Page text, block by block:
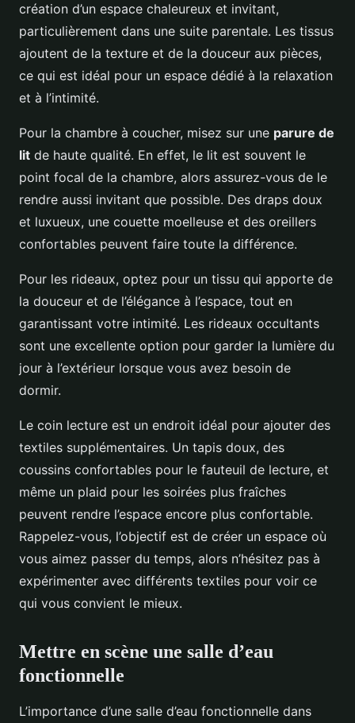
création d’un espace chaleureux et invitant,
particulièrement dans une suite parentale. Les tissus
ajoutent de la texture et de la douceur aux pièces,
ce qui est idéal pour un espace dédié à la relaxation
et à l’intimité.
Pour la chambre à coucher, misez sur une parure de
lit de haute qualité. En effet, le lit est souvent le
point focal de la chambre, alors assurez-vous de le
rendre aussi invitant que possible. Des draps doux
et luxueux, une couette moelleuse et des oreillers
confortables peuvent faire toute la différence.
Pour les rideaux, optez pour un tissu qui apporte de
la douceur et de l’élégance à l’espace, tout en
garantissant votre intimité. Les rideaux occultants
sont une excellente option pour garder la lumière du
jour à l’extérieur lorsque vous avez besoin de
dormir.
Le coin lecture est un endroit idéal pour ajouter des
textiles supplémentaires. Un tapis doux, des
coussins confortables pour le fauteuil de lecture, et
même un plaid pour les soirées plus fraîches
peuvent rendre l’espace encore plus confortable.
Rappelez-vous, l’objectif est de créer un espace où
vous aimez passer du temps, alors n’hésitez pas à
expérimenter avec différents textiles pour voir ce
qui vous convient le mieux.
Mettre en scène une salle d’eau
fonctionnelle
L’importance d’une salle d’eau fonctionnelle dans